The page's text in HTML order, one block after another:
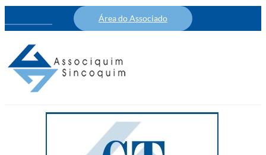
Área do Associado